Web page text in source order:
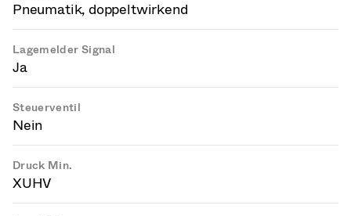
Pneumatik, doppeltwirkend
Lagemelder Signal
Ja
Steuerventil
Nein
Druck Min.
XUHV